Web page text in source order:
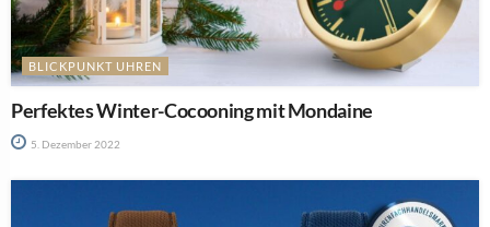
BLICKPUNKT UHREN
Perfektes Winter-Cocooning mit Mondaine
5. Dezember 2022